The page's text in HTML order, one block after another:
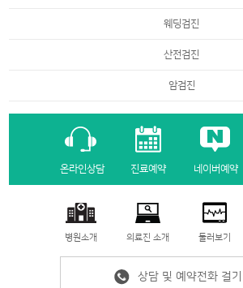
웨딩검진
산전검진
암검진
온라인상담 진료예약 네이버예약
병원소개 의료진 소개 둘러보기
상담 및 예약전화 걸기